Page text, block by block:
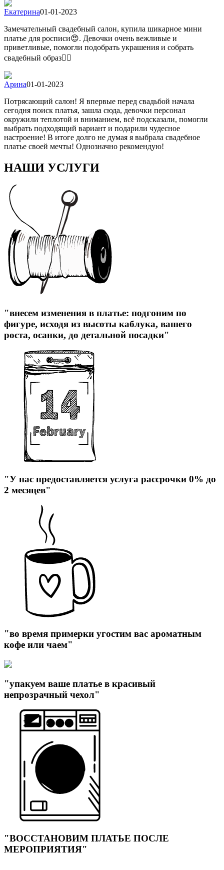
Екатерина01-01-2023
Замечательный свадебный салон, купила шикарное мини
платье для росписи😍. Девочки очень вежливые и
приветливые, помогли подобрать украшения и собрать
свадебный образ👍🏻
Арина01-01-2023
Потрясающий салон! Я впервые перед свадьбой начала
сегодня поиск платья, зашла сюда, девочки персонал
окружили теплотой и вниманием, всё подсказали, помогли
выбрать подходящий вариант и подарили чудесное
настроение! В итоге долго не думая я выбрала свадебное
платье своей мечты! Однозначно рекомендую!
НАШИ УСЛУГИ
"внесем изменения в платье: подгоним по
фигуре, исходя из высоты каблука, вашего
роста, осанки, до детальной посадки"
"У нас предоставляется услуга рассрочки 0% до
2 месяцев"
"во время примерки угостим вас ароматным
кофе или чаем"
"упакуем ваше платье в красивый
непрозрачный чехол"
"ВОССТАНОВИМ ПЛАТЬЕ ПОСЛЕ
МЕРОПРИЯТИЯ"